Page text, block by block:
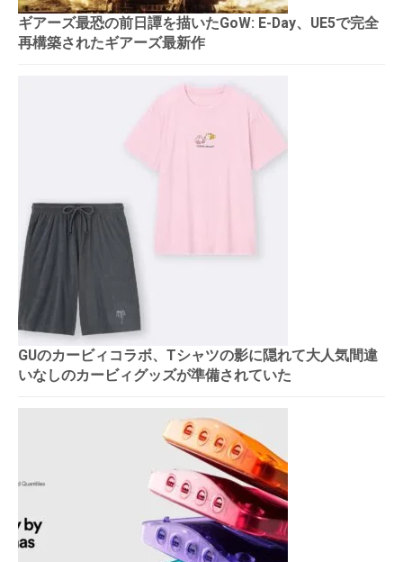
ギアーズ最恐の前日譚を描いたGoW: E-Day、UE5で完全
再構築されたギアーズ最新作
GUのカービィコラボ、Tシャツの影に隠れて大人気間違
いなしのカービィグッズが準備されていた